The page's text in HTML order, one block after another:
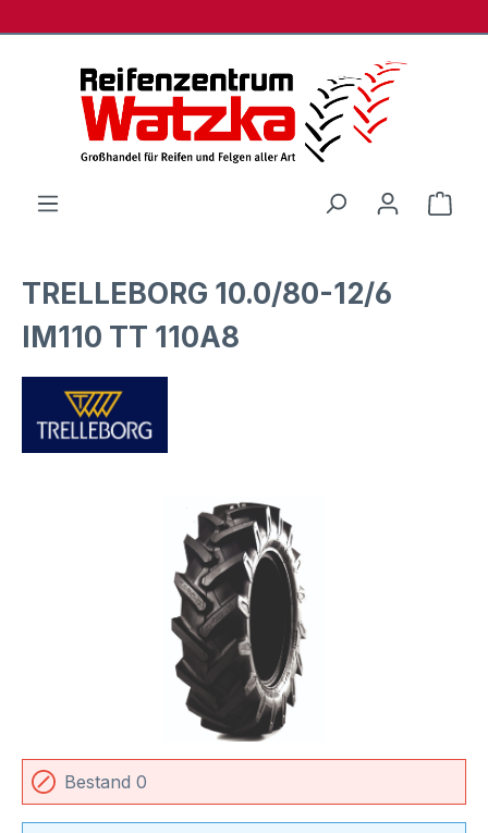
TRELLEBORG 10.0/80-12/6
IM110 TT 110A8
Bildergalerie überspringen
Bestand 0